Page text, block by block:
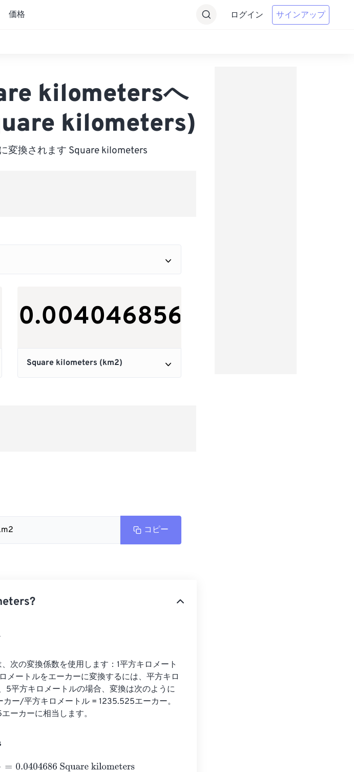
価格 ログイン サインアップ
kilometersへ
kilometers)
変換されます Square kilometers
コピー
次の変換係数を使用します：1平方キロメート
メートルをエーカーに変換するには、平方キロ
5平方キロメートルの場合、変換は次のように
ー/平方キロメートル = 1235.525エーカー。
ーカーに相当します。
0.0404686 Square kilometers